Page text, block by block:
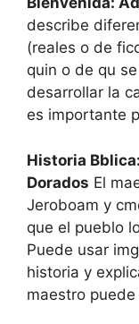
describe
(reales o de
quin o de qu
desarrollar la
es importante
Historia
Dorados El
Jeroboam y
que el pueblo
Puede usar
historia y
maestro